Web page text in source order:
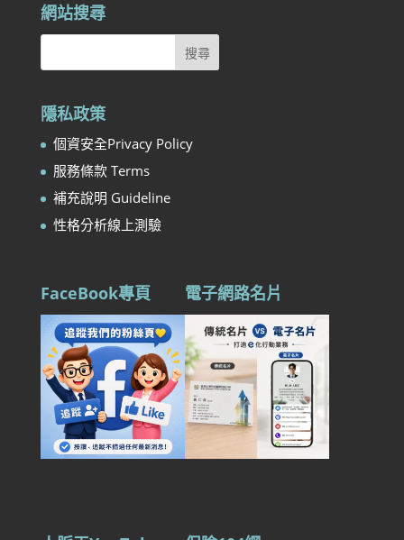
網站搜尋
隱私政策
個資安全Privacy Policy
服務條款 Terms
補充說明 Guideline
性格分析線上測驗
FaceBook專頁 電子網路名片